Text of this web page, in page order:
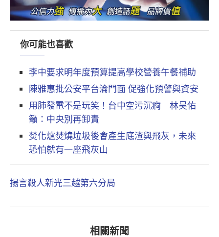
你可能也喜歡
李中要求明年度預算提高學校營養午餐補助
陳雅惠批公安平台淪門面 促強化預警與資安
用肺發電不是玩笑！台中空污沉痾 林昊佑
籲：中央別再卸責
焚化爐焚燒垃圾後會產生底渣與飛灰，未來
恐怕就有一座飛灰山
揚言殺人新光三越第六分局
相關新聞